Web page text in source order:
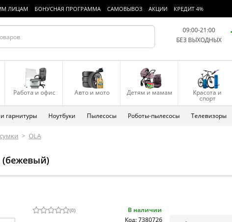
ЛИЦАМ БОНУСНАЯ ПРОГРАММА САМОВЫВОЗ АКЦИИ КРЕДИТ 4%
09:00-21:00
БЕЗ ВЫХОДНЫХ
Работа и офис Авто и мото Детям и мамам Красота и
спорт
гарнитуры Ноутбуки Пылесосы Роботы-пылесосы Телевизоры
> OLA
(бежевый)
(0)
В наличии
Код: 7380726